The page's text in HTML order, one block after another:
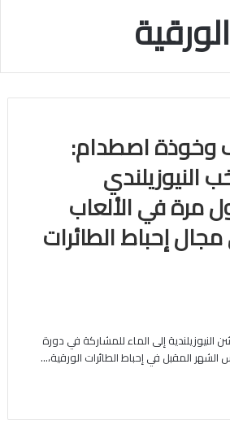
الورقية
اصطدام:
النيوزيلندي
مرة في الألعاب
إحباط الطائرات
النيوزيلندية إلى الماء للمشاركة في دورة
الشهر المقبل في إحباط الطائرات الورقية،…